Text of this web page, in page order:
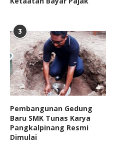
3
Pembangunan Gedung
Baru SMK Tunas Karya
Pangkalpinang Resmi
Dimulai